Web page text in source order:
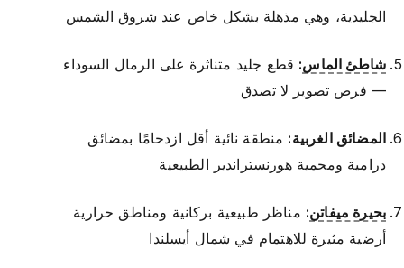
الجليدية، وهي مذهلة بشكل خاص عند شروق الشمس
شاطئ الماس: قطع جليد متناثرة على الرمال السوداء
— فرص تصوير لا تصدق
المضائق الغربية: منطقة نائية أقل ازدحامًا بمضائق
درامية ومحمية هورنستراندير الطبيعية
بحيرة ميفاتن: مناظر طبيعية بركانية ومناطق حرارية
أرضية مثيرة للاهتمام في شمال أيسلندا